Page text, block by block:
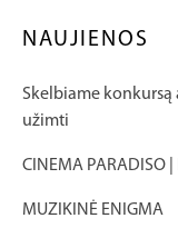
NAUJIENOS
Skelbiame
užimti
CINEMA PARADISO |
MUZIKINĖ ENIGMA